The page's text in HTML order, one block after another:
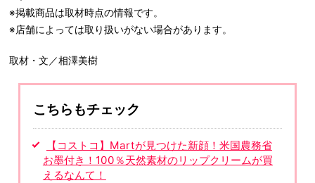
※掲載商品は取材時点の情報です。
※店舗によっては取り扱いがない場合があります。
取材・文／相澤美樹
こちらもチェック
【コストコ】Martが見つけた新顔！米国農務省
お墨付き！100％天然素材のリップクリームが買
えるなんて！